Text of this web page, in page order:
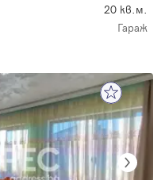
20 кв.м.
Гараж